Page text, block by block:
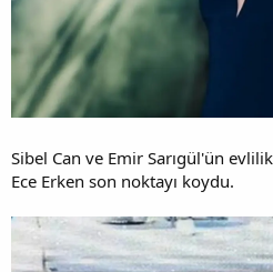
Sibel Can ve Emir Sarıgül'ün
Ece Erken son noktayı koydu.